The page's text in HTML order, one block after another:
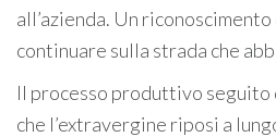
all’azienda. Un
continuare sulla strada che
Il processo produttivo
che l’extravergine riposi a